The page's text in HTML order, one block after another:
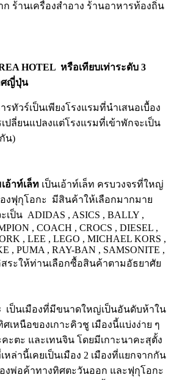
ก ร้านเครื่องสำอาง ร้านอาหารท้องถิ่น
HOTEL หรือเทียบเท่าระดับ 3
ศญี่ปุ่น
ทัวร์เป็นเพียงโรงแรมที่นำเสนอเบื้อง
ปลี่ยนแปลงแต่โรงแรมที่เข้าพักจะเป็น
น)
อ้าท์เล็ท เป็นเอ้าท์เล็ท ครบวงจรที่ใหญ่
งฟุกุโอกะ มีสินค้าให้เลือกมากมาย
ป็น ADIDAS , ASICS , BALLY ,
, COACH , CROCS , DIESEL ,
, LEE , LEGO , MICHAEL KORS ,
, PUMA , RAY-BAN , SAMSONITE ,
สระให้ท่านเลือกซื้อสินค้าตามอัธยาศัย
เป็นเมืองที่มีขนาดใหญ่เป็นอันดับห้าใน
เหนือของเกาะคิวชู เมืองนี้แบ่งง่าย ๆ
ะตะ และเทนจิน โดยมีเกาะนาคะสุตั้ง
ล่านี้เคยเป็นเมือง 2 เมืองที่แยกจากกัน
งพ่อค้าทางทิศตะวันออก และฟุกุโอกะ